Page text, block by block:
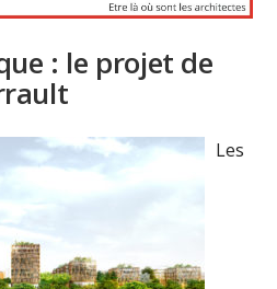
: le projet de
Les